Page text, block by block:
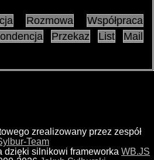
Rozmowa
Współpraca
Przekaz List
Mail
zrealizowany przez zespół
Team
dzięki silnikowi frameworka WB.JS